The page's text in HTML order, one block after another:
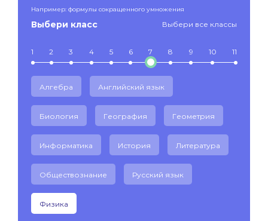
Например: формулы сокращенного умножения
Выбери класс Выбери все классы
1 2 3 4 5 6 7 8 9 10 11
Алгебра Английский язык
Биология География Геометрия
Информатика История Литература
Обществознание Русский язык
Физика